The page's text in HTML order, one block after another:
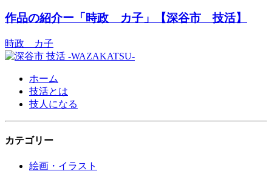
作品の紹介ー「時政 カ子」【深谷市 技活】
時政 カ子
ホーム
技活とは
技人になる
カテゴリー
絵画・イラスト